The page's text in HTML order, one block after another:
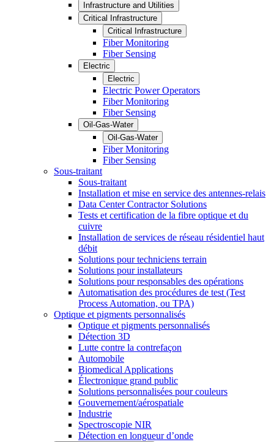
Infrastructure and Utilities
Critical Infrastructure
Critical Infrastructure
Fiber Monitoring
Fiber Sensing
Electric
Electric
Electric Power Operators
Fiber Monitoring
Fiber Sensing
Oil-Gas-Water
Oil-Gas-Water
Fiber Monitoring
Fiber Sensing
Sous-traitant
Sous-traitant
Installation et mise en service des antennes-relais
Data Center Contractor Solutions
Tests et certification de la fibre optique et du
cuivre
Installation de services de réseau résidentiel haut
débit
Solutions pour techniciens terrain
Solutions pour installateurs
Solutions pour responsables des opérations
Automatisation des procédures de test (Test
Process Automation, ou TPA)
Optique et pigments personnalisés
Optique et pigments personnalisés
Détection 3D
Lutte contre la contrefaçon
Automobile
Biomedical Applications
Électronique grand public
Solutions personnalisées pour couleurs
Gouvernement/aérospatiale
Industrie
Spectroscopie NIR
Détection en longueur d’onde